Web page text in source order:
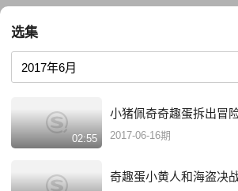
选集
02:55
小猪佩奇奇趣蛋拆出冒
2017-06-16期
奇趣蛋小黄人和海盗决